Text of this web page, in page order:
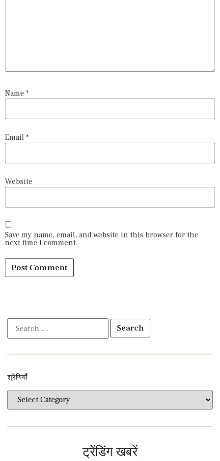
Name *
Email *
Website
Save my name, email, and website in this browser for the
next time I comment.
श्रेणियाँ​​
ट्रेंडिंग खबरें